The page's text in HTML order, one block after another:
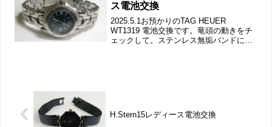
ス電池交換
2025.5.1お預かりのTAG HEUER
WT1319 電池交換です。竜頭の動きをチ
ェックして。ステンレス無垢バンドに三
H.Stern15レディース電池交換